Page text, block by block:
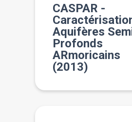
CASPAR -
Aquifères
Profonds
ARmoricains
(2013)